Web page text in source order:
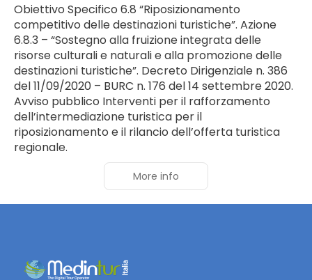
Obiettivo Specifico 6.8 “Riposizionamento
competitivo delle destinazioni turistiche”. Azione
6.8.3 – “Sostegno alla fruizione integrata delle
risorse culturali e naturali e alla promozione delle
destinazioni turistiche”. Decreto Dirigenziale n. 386
del 11/09/2020 – BURC n. 176 del 14 settembre 2020.
Avviso pubblico Interventi per il rafforzamento
dell’intermediazione turistica per il
riposizionamento e il rilancio dell’offerta turistica
regionale.
More info